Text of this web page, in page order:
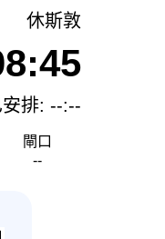
休斯敦
安排: --:--
閘口
--